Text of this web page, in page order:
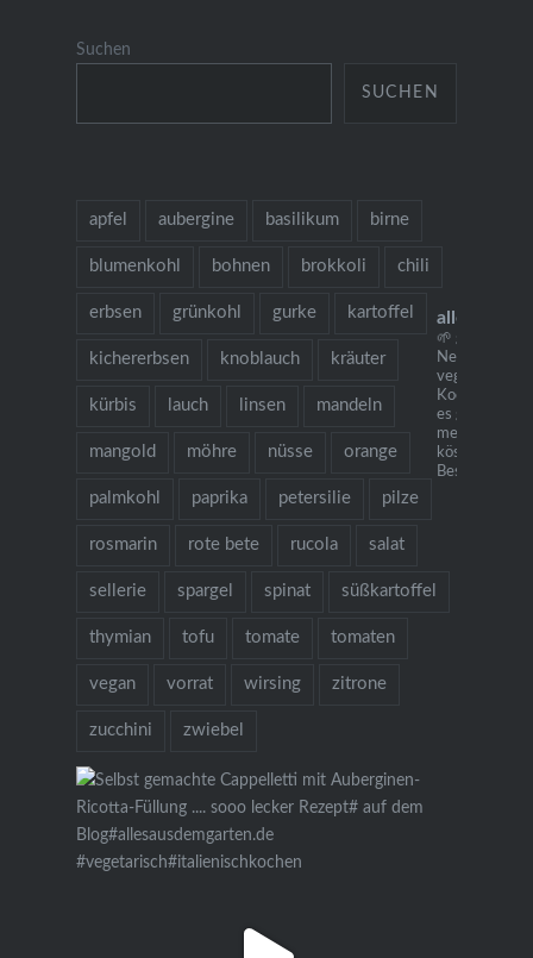
Suchen
SUCHEN
apfel aubergine basilikum birne
blumenkohl bohnen brokkoli chili
erbsen grünkohl gurke kartoffel
kichererbsen knoblauch kräuter
kürbis lauch linsen mandeln
mangold möhre nüsse orange
palmkohl paprika petersilie pilze
rosmarin rote bete rucola salat
sellerie spargel spinat süßkartoffel
thymian tofu tomate tomaten
vegan vorrat wirsing zitrone
zucchini zwiebel
🌱 grow cook
Neu: mein
vegetarisches
Kochbuch
es gibt
mehr als 130
köstlichen
Bestellung